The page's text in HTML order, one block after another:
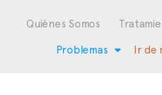
Quiénes Somos
Problemas Ir de